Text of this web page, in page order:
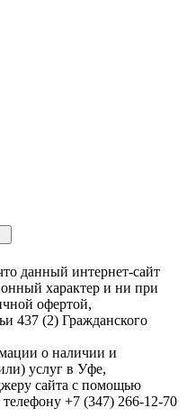
данный интернет-сайт
характер и ни при
офертой,
437 (2) Гражданского
о наличии и
услуг в Уфе,
сайта с помощью
+7 (347) 266-12-70